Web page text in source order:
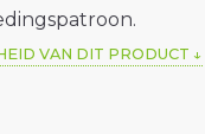
VAN DIT PRODUCT